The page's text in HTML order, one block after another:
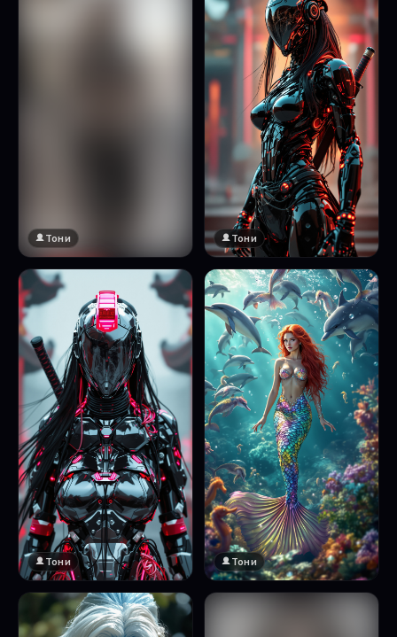
🔞 18+
Натисни за преглед
Тони Тони
Тони Тони